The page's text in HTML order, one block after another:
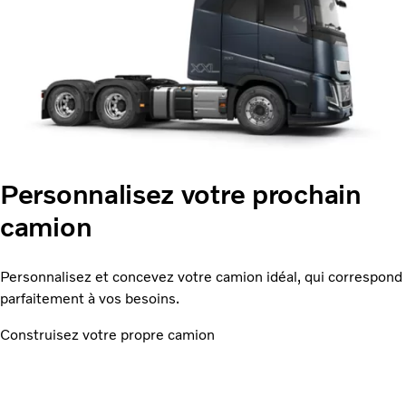
Personnalisez votre prochain
camion
Personnalisez et concevez votre camion idéal, qui correspond
parfaitement à vos besoins.
Construisez votre propre camion